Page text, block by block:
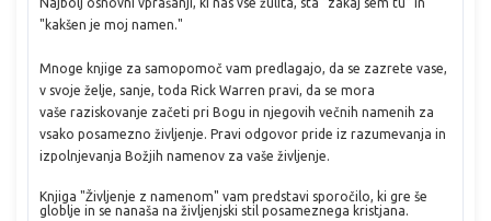
"kakšen je moj namen."
Mnoge knjige za samopomoč vam predlagajo, da se zazrete vase,
v svoje želje, sanje, toda Rick Warren pravi, da se mora
vaše raziskovanje začeti pri Bogu in njegovih večnih namenih za
vsako posamezno življenje. Pravi odgovor pride iz razumevanja in
izpolnjevanja Božjih namenov za vaše življenje.
Knjiga "Življenje z namenom" vam predstavi sporočilo, ki gre še
globlje in se nanaša na življenjski stil posameznega kristjana.